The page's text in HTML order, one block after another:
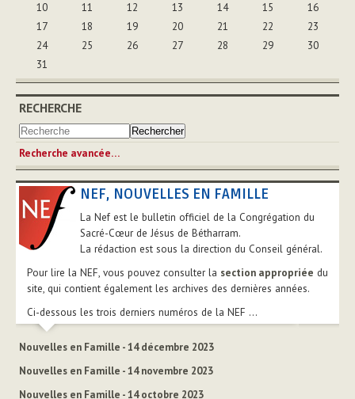
10
11 12 13 14 15
16
17
18 19 20 21 22
23
24
25 26 27 28 29
30
31
RECHERCHE
Recherche avancée…
NEF, NOUVELLES EN FAMILLE
La Nef est le bulletin officiel de la Congrégation du
Sacré-Cœur de Jésus de Bétharram.
La rédaction est sous la direction du Conseil général.
Pour lire la NEF, vous pouvez consulter la section appropriée du
site, qui contient également les archives des dernières années.
Ci-dessous les trois derniers numéros de la NEF ...
Nouvelles en Famille - 14 décembre 2023
Nouvelles en Famille - 14 novembre 2023
Nouvelles en Famille - 14 octobre 2023